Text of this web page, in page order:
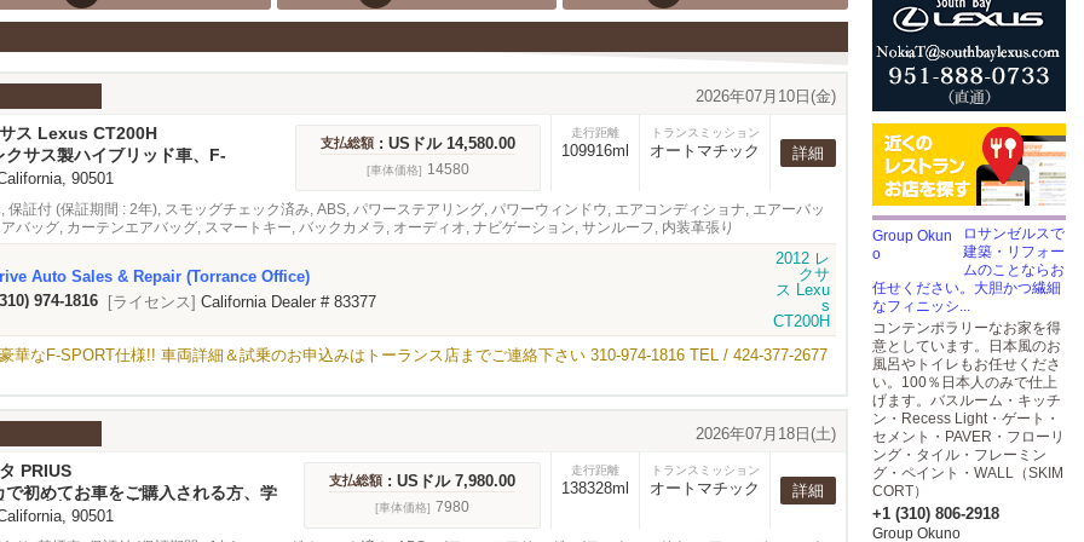
2026年07月10日(金)
ス Lexus CT200H
サス製ハイブリッド車、F-
ル！★
90501
支払総額 : USドル 14,580.00
[車体価格] 14580
走行距離
109916ml
トランスミッション
オートマチック 詳細
保証付 (保証期間 : 2年), スモッグチェック済み, ABS, パワーステアリング, パワーウィンドウ, エアコンディショナ, エアーバッ
バッグ, カーテンエアバッグ, スマートキー, バックカメラ, オーディオ, ナビゲーション, サンルーフ, 内装革張り
Auto Sales & Repair (Torrance Office)
974-1816
[ライセンス] California Dealer # 83377
なF-SPORT仕様!! 車両詳細＆試乗のお申込みはトーランス店までご連絡下さい 310-974-1816 TEL / 424-377-2677
2026年07月18日(土)
PRIUS
初めてお車をご購入される方、学
ご家族用のお車をお探しの方にお
買い得プリウス★
90501
支払総額 : USドル 7,980.00
[車体価格] 7980
走行距離
138328ml
トランスミッション
オートマチック 詳細
ロサンゼルスで
建築・リフォー
ムのことならお
任せください。大胆かつ繊細
なフィニッシ...
コンテンポラリーなお家を得
意としています。日本風のお
風呂やトイレもお任せくださ
い。100％日本人のみで仕上
げます。バスルーム・キッチ
ン・Recess Light・ゲート・
セメント・PAVER・フローリ
ング・タイル・フレーミン
グ・ペイント・WALL（SKIM
CORT）
+1 (310) 806-2918
Group Okuno